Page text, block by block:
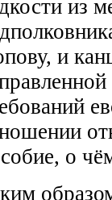
из
и
о